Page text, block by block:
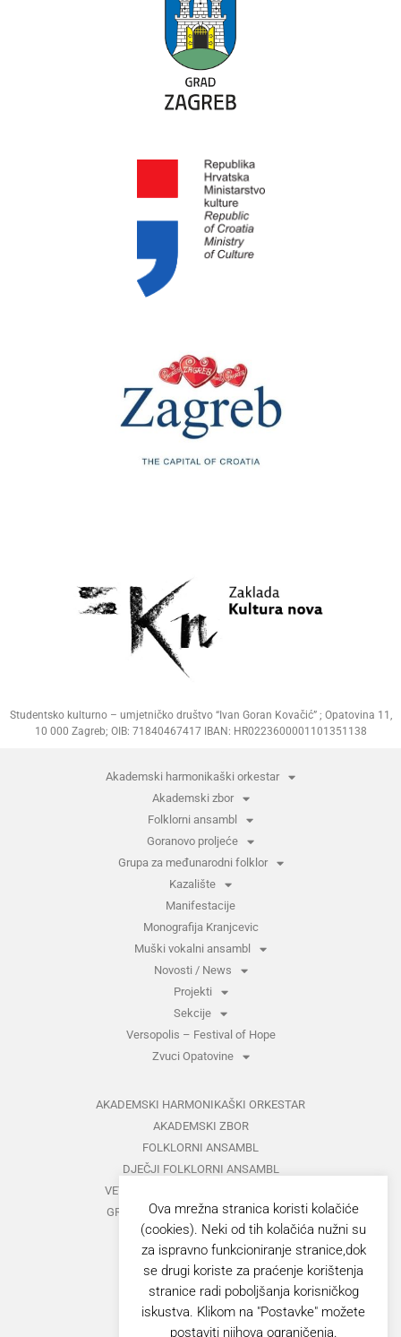
Studentsko kulturno – umjetničko društvo “Ivan Goran Kovačić” ; Opatovina 11,
10 000 Zagreb; OIB: 71840467417 IBAN: HR0223600001101351138
Akademski harmonikaški orkestar
Akademski zbor
Folklorni ansambl
Goranovo proljeće
Grupa za međunarodni folklor
Kazalište
Manifestacije
Monografija Kranjcevic
Muški vokalni ansambl
Novosti / News
Projekti
Sekcije
Versopolis – Festival of Hope
Zvuci Opatovine
AKADEMSKI HARMONIKAŠKI ORKESTAR
AKADEMSKI ZBOR
FOLKLORNI ANSAMBL
DJEČJI FOLKLORNI ANSAMBL
VETERANI FOLKLORNOG ANSAMBLA
GRUPA ZA MEĐUNARODNI FOLKLOR
KAZALIŠTE
MUŠKI VOKALNI ANSAMBL
ZAJEDNIČKI KONCERTI
GORANOVO PROLJEĆE
Ova mrežna stranica koristi kolačiće
(cookies). Neki od tih kolačića nužni su
za ispravno funkcioniranje stranice,dok
se drugi koriste za praćenje korištenja
stranice radi poboljšanja korisničkog
iskustva. Klikom na "Postavke" možete
postaviti njihova ograničenja.